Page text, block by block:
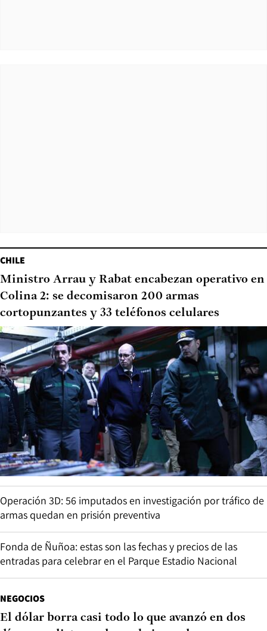
CHILE
Ministro Arrau y Rabat encabezan operativo en
Colina 2: se decomisaron 200 armas
cortopunzantes y 33 teléfonos celulares
Operación 3D: 56 imputados en investigación por tráfico de
armas quedan en prisión preventiva
Fonda de Ñuñoa: estas son las fechas y precios de las
entradas para celebrar en el Parque Estadio Nacional
NEGOCIOS
El dólar borra casi todo lo que avanzó en dos